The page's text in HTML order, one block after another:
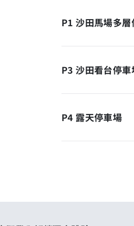
P1 沙田馬場多層
P3 沙田看台停車
P4 露天停車場